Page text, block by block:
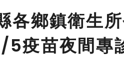
各鄉鎮衛生
5疫苗夜間專